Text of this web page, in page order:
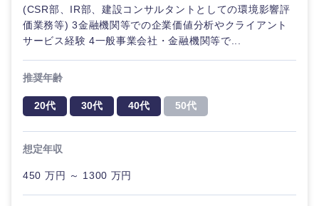
(CSR部、IR部、建設コンサルタントとしての環境影響評
価業務等) 3金融機関等での企業価値分析やクライアント
サービス経験 4一般事業会社・金融機関等で...
推奨年齢
20代 30代 40代 50代
想定年収
450 万円 ～ 1300 万円